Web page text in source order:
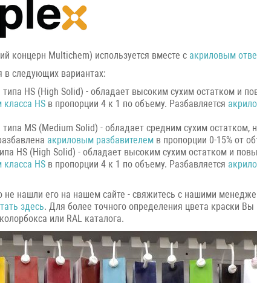
концерн Multichem) используется вместе с акриловым
в следующих вариантах:
типа HS (High Solid) - обладает высоким сухим остатком и
класса HS в пропорции 4 к 1 по объему. Разбавляется
MS (Medium Solid) - обладает средним сухим остатком,
акриловым разбавителем в пропорции 0-15% от
HS (High Solid) - обладает высоким сухим остатком и
класса HS в пропорции 4 к 1 по объему. Разбавляется
не нашли его на нашем сайте - свяжитесь с нашими
здесь. Для более точного определения цвета краски
или RAL каталога.